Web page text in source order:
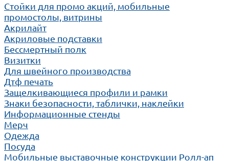
Cтойки для промо акций, мобильные
промостолы, витрины
Акрилайт
Акриловые подставки
Бессмертный полк
Визитки
Для швейного производства
Дтф печать
Защелкивающиеся профили и рамки
Знаки безопасности, таблички, наклейки
Информационные стенды
Мерч
Одежда
Посуда
Мобильные выставочные конструкции Ролл-ап